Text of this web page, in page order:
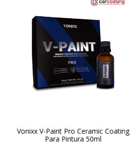
Vonixx V-Paint Pro Ceramic Coating
Para Pintura 50ml